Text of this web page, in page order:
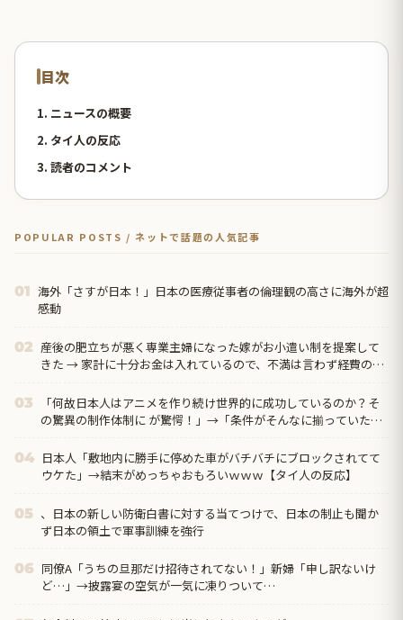
目次
1. ニュースの概要
2. タイ人の反応
3. 読者のコメント
POPULAR POSTS / ネットで話題の人気記事
01 海外「さすが日本！」日本の医療従事者の倫理観の高さに海外が超
感動
02 産後の肥立ちが悪く専業主婦になった嫁がお小遣い制を提案して
きた → 家計に十分お金は入れているので、不満は言わず経費の関
03
「何故日本人はアニメを作り続け世界的に成功しているのか？そ
の驚異の制作体制に が驚愕！」→「条件がそんなに揃っていたな
04 日本人「敷地内に勝手に停めた車がバチバチにブロックされてて
ウケた」→結末がめっちゃおもろいｗｗｗ【タイ人の反応】
05 、日本の新しい防衛白書に対する当てつけで、日本の制止も聞か
ず日本の領土で軍事訓練を強行
06 同僚A「うちの旦那だけ招待されてない！」新婦「申し訳ないけ
ど…」→披露宴の空気が一気に凍りついて…